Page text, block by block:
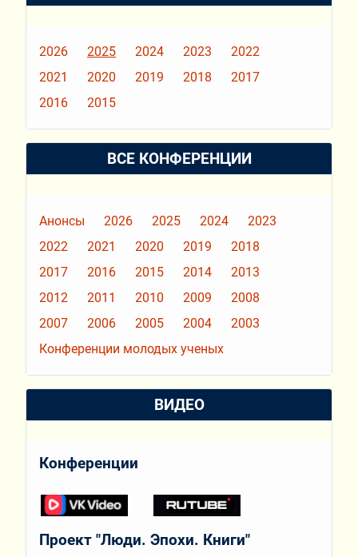
2026 2025 2024 2023
2022
2021
2020 2019 2018
2017
2016
2015
ВСЕ КОНФЕРЕНЦИИ
Анонсы 2026 2025 2024
2023
2022
2021 2020 2019
2018
2017
2016 2015 2014
2013
2012
2011 2010 2009
2008
2007
2006 2005 2004
2003
Конференции молодых ученых
ВИДЕО
Конференции
Проект "Люди. Эпохи. Книги"